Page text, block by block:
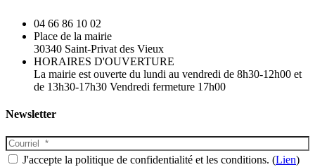
04 66 86 10 02
Place de la mairie
30340 Saint-Privat des Vieux
HORAIRES D'OUVERTURE
La mairie est ouverte du lundi au vendredi de 8h30-12h00 et
de 13h30-17h30 Vendredi fermeture 17h00
Newsletter
J'accepte la politique de confidentialité et les conditions. (Lien)